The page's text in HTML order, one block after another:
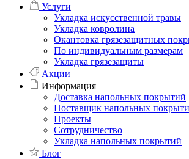
Услуги
Укладка искусственной травы
Укладка ковролина
Окантовка грязезащитных
По индивидуальным размерам
Укладка грязезащиты
Акции
Информация
Доставка напольных покрытий
Поставщик напольных
Проекты
Сотрудничество
Укладка напольных покрытий
Блог